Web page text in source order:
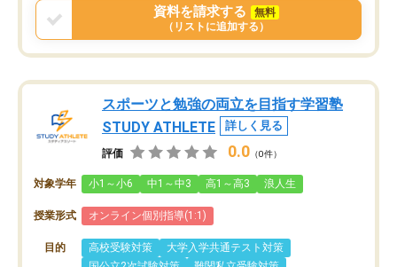
資料を請求する
無料
（リストに追加する）
スポーツと勉強の両立を目指す学習塾
STUDY ATHLETE
詳しく見る
評価 0.0 （0件）
対象学年 小1～小6 中1～中3 高1～高3 浪人生
授業形式 オンライン個別指導(1:1)
目的 高校受験対策
大学入学共通テスト対策